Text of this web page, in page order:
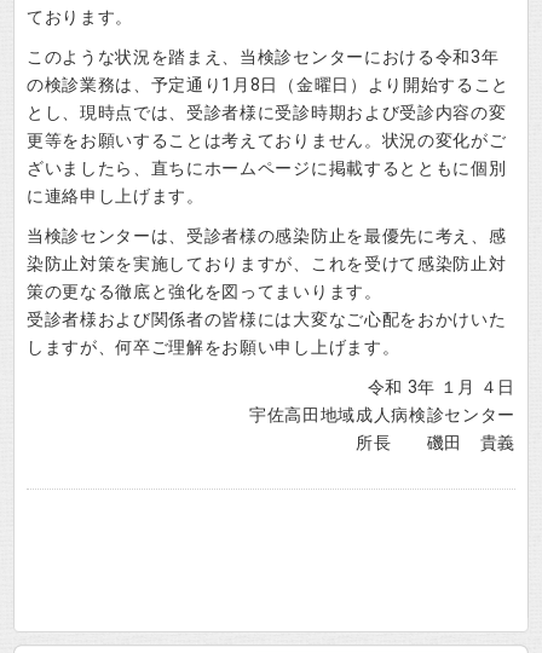
ております。
このような状況を踏まえ、当検診センターにおける令和3年
の検診業務は、予定通り1月8日（金曜日）より開始すること
とし、現時点では、受診者様に受診時期および受診内容の変
更等をお願いすることは考えておりません。状況の変化がご
ざいましたら、直ちにホームページに掲載するとともに個別
に連絡申し上げます。
当検診センターは、受診者様の感染防止を最優先に考え、感
染防止対策を実施しておりますが、これを受けて感染防止対
策の更なる徹底と強化を図ってまいります。
受診者様および関係者の皆様には大変なご心配をおかけいた
しますが、何卒ご理解をお願い申し上げます。
令和 3年 １月 ４日
宇佐高田地域成人病検診センター
所長 磯田 貴義